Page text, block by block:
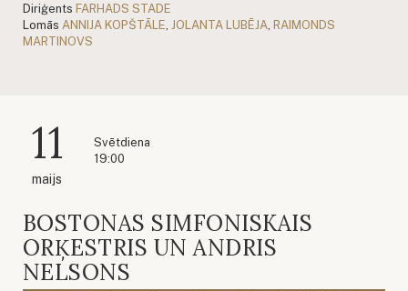
Diriģents FARHADS STADE
Lomās ANNIJA KOPŠTĀLE JOLANTA LUBĒJA RAIMONDS
MARTINOVS
11
maijs
Svētdiena
19:00
BOSTONAS SIMFONISKAIS
ORĶESTRIS UN ANDRIS
NELSONS